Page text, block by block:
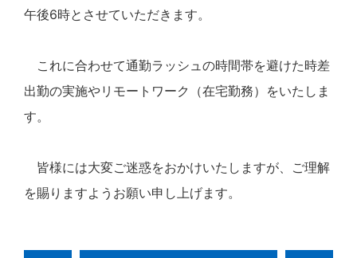
午後6時とさせていただきます。
これに合わせて通勤ラッシュの時間帯を避けた時差
出勤の実施やリモートワーク（在宅勤務）をいたしま
す。
皆様には大変ご迷惑をおかけいたしますが、ご理解
を賜りますようお願い申し上げます。